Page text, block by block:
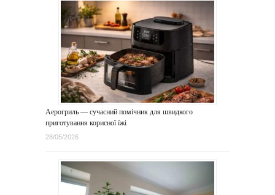
Аерогриль — сучасний помічник для швидкого
приготування корисної їжі
28/05/2026